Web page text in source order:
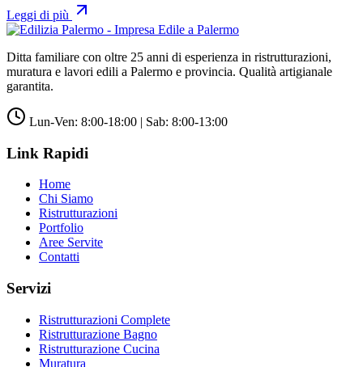
Leggi di più
Ditta familiare con oltre 25 anni di esperienza in ristrutturazioni,
muratura e lavori edili a Palermo e provincia. Qualità artigianale
garantita.
Lun-Ven: 8:00-18:00 | Sab: 8:00-13:00
Link Rapidi
Home
Chi Siamo
Ristrutturazioni
Portfolio
Aree Servite
Contatti
Servizi
Ristrutturazioni Complete
Ristrutturazione Bagno
Ristrutturazione Cucina
Muratura